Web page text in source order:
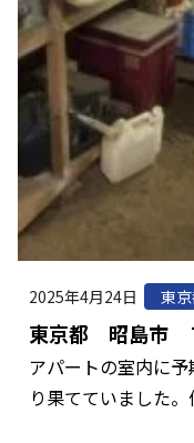
2025年4月24日 東
東京都 昭島市
アパートの室内に
り果てていました